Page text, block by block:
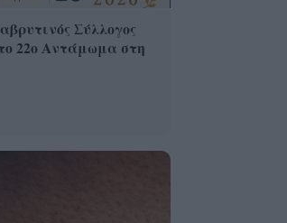
Σύλλογος
22ο Αντάμωμα στη